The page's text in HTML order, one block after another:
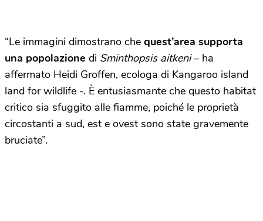
“Le immagini dimostrano che quest’area supporta
una popolazione di Sminthopsis aitkeni– ha
affermato Heidi Groffen, ecologa di Kangaroo island
land for wildlife -. È entusiasmante che questo habitat
critico sia sfuggito alle fiamme, poiché le proprietà
circostanti a sud, est e ovest sono state gravemente
bruciate”.